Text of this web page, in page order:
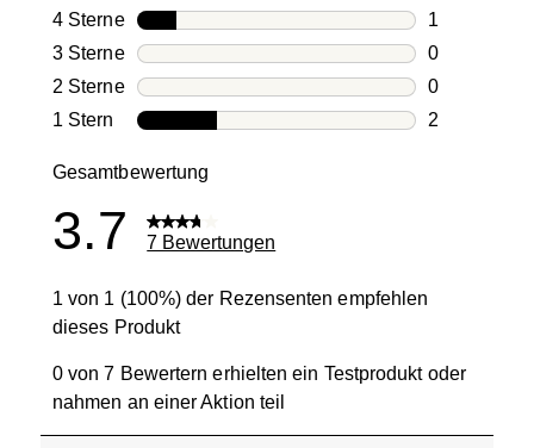
4
4 SterneSterne
1
1
3 SterneSterne
0
0
2 SterneSterne
0
0
1 Stern Sterne
2
Gesamtbewertung
3.7 7 Bewertungen
1 von 1 (100%) der Rezensenten empfehlen
dieses Produkt
0 von 7 Bewertern erhielten ein Testprodukt oder
nahmen an einer Aktion teil